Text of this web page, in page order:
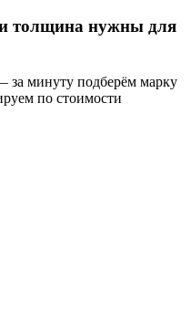
толщина нужны для
за минуту подберём марку
по стоимости